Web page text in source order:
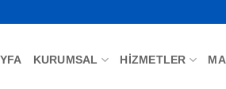
KURUMSAL HIZMETLER